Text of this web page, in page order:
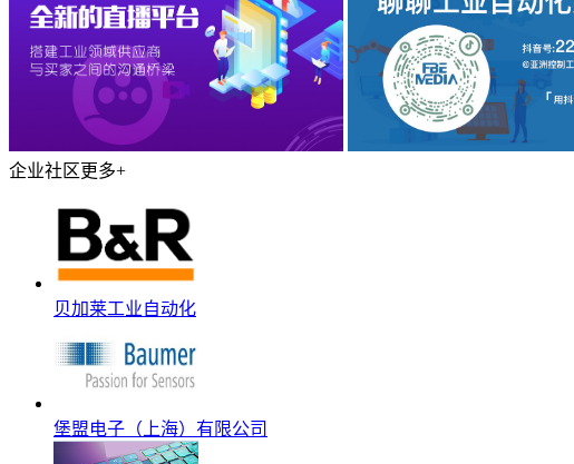
企业社区更多+
贝加莱工业自动化
堡盟电子（上海）有限公司